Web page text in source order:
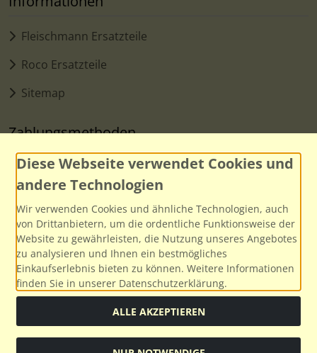
Fleischmann Ersatzteile
Roco Ersatzteile
Sitemap
Zahlungsmethoden
Social Media
Diese Webseite verwendet Cookies und
andere Technologien
Wir verwenden Cookies und ähnliche Technologien, auch
von Drittanbietern, um die ordentliche Funktionsweise der
Website zu gewährleisten, die Nutzung unseres Angebotes
zu analysieren und Ihnen ein bestmögliches
Einkaufserlebnis bieten zu können. Weitere Informationen
finden Sie in unserer Datenschutzerklärung.
ALLE AKZEPTIEREN